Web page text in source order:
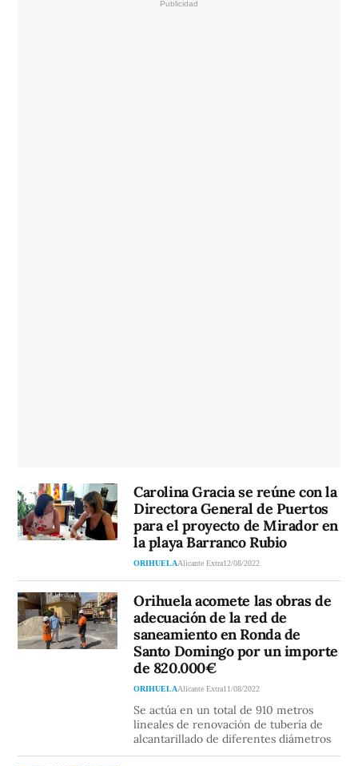
Carolina Gracia se reúne con la
Directora General de Puertos
para el proyecto de Mirador en
la playa Barranco Rubio
ORIHUELAAlicante Extra12/08/2022
Orihuela acomete las obras de
adecuación de la red de
saneamiento en Ronda de
Santo Domingo por un importe
de 820.000€
ORIHUELAAlicante Extra11/08/2022
Se actúa en un total de 910 metros
lineales de renovación de tubería de
alcantarillado de diferentes diámetros